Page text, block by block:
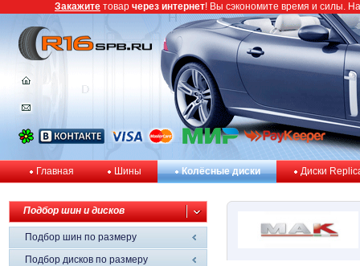
Главная Шины Колёсные диски Диски
Подбор шин и дисков
Подбор шин по размеру
Подбор дисков по размеру
Закажите товар через интернет! Вы сэкономите время и силы.